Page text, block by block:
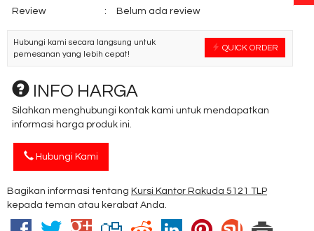
Review : Belum ada review
QUICK ORDER
Hubungi kami secara langsung untuk
pemesanan yang lebih cepat!
INFO HARGA
Silahkan menghubungi kontak kami untuk mendapatkan
informasi harga produk ini.
Hubungi Kami
Bagikan informasi tentang Kursi Kantor Rakuda 5121 TLP
kepada teman atau kerabat Anda.